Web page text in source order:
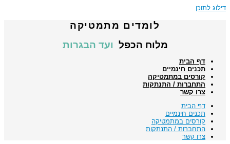
דילוג לתוכן
לומדים מתמטיקה
מלוח הכפל ועד הבגרות
דף הבית
תכנים חינמיים
קורסים במתמטיקה
התחברות / התנתקות
צרו קשר
דף הבית
תכנים חינמיים
קורסים במתמטיקה
התחברות / התנתקות
צרו קשר